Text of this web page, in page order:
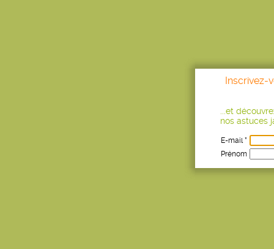
Inscrivez-
...et
nos astuces
E-mail *
Prénom
Age